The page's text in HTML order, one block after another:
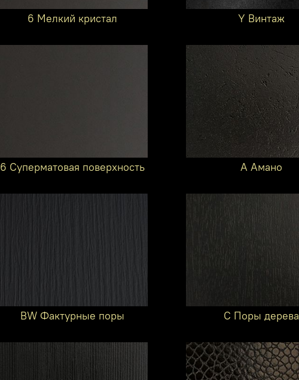
6 Мелкий кристал Y Винтаж
6 Суперматовая поверхность A Амано
BW Фактурные поры C Поры дерева